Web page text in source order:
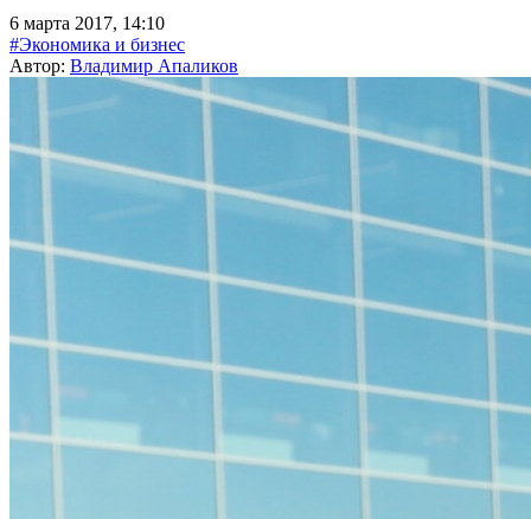
6 марта 2017, 14:10
#Экономика и бизнес
Автор: Владимир Апаликов